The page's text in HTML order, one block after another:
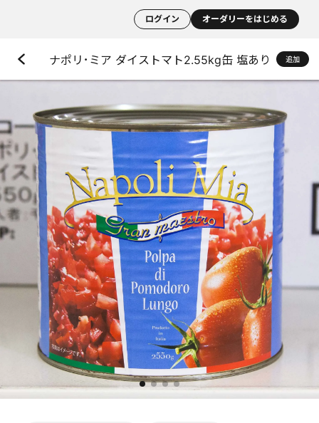
ログイン オーダリーをはじめる
ナポリ･ミア ダイストマト2.55kg缶 塩あり 追加